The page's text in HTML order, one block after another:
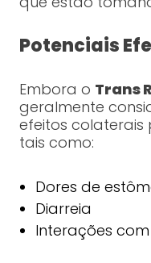
Potenciais
Embora o Trans
geralmente
efeitos colaterais
tais como:
Dores de
Diarreia
Interações